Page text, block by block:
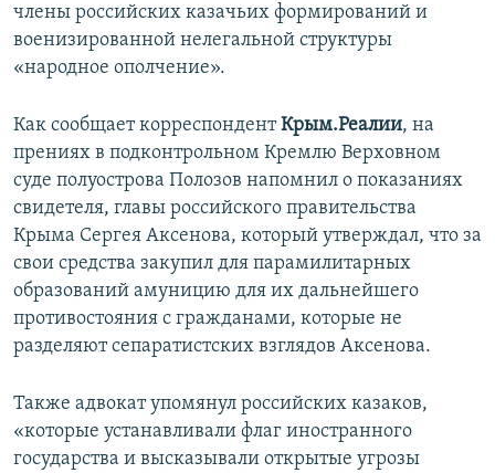
ПОБЕДИТЕЛЕЙ НЕ СУДЯТ?
КРЫМ.НЕПОКОРЕННЫЙ
УКРАИНСКАЯ ПРОБЛЕМА КРЫМА
ПРИСОЕДИНЯЙТЕСЬ!
Все сайты RFE/RL
члены российских казачьих формирований и
военизированной нелегальной структуры
«народное ополчение».
Как сообщает корреспондентКрым.Реалии, на
прениях в подконтрольном Кремлю Верховном
суде полуострова Полозов напомнил о показаниях
свидетеля, главы российского правительства
Крыма Сергея Аксенова, который утверждал, что за
свои средства закупил для парамилитарных
образований амуницию для их дальнейшего
противостояния с гражданами, которые не
разделяют сепаратистских взглядов Аксенова.
Также адвокат упомянул российских казаков,
«которые устанавливали флаг иностранного
государства и высказывали открытые угрозы